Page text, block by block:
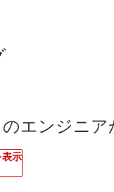
エンジニ
表示